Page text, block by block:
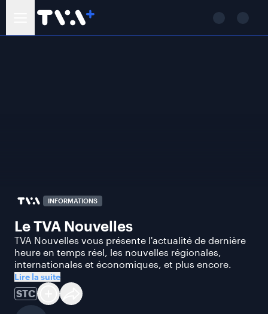
INFORMATIONS
Le TVA Nouvelles
TVA Nouvelles vous présente l'actualité de dernière
heure en temps réel, les nouvelles régionales,
internationales et économiques, et plus encore.
Lire la suite
STC